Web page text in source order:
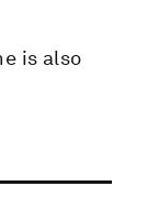
is also